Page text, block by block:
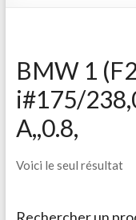
BMW 1
i#175/
A,,0.8,
Voici le seul résultat